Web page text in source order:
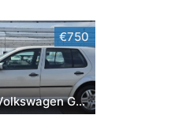
€750
2000' Volkswagen Golf IV